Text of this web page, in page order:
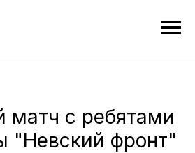
матч с ребятами
"Невский фронт"